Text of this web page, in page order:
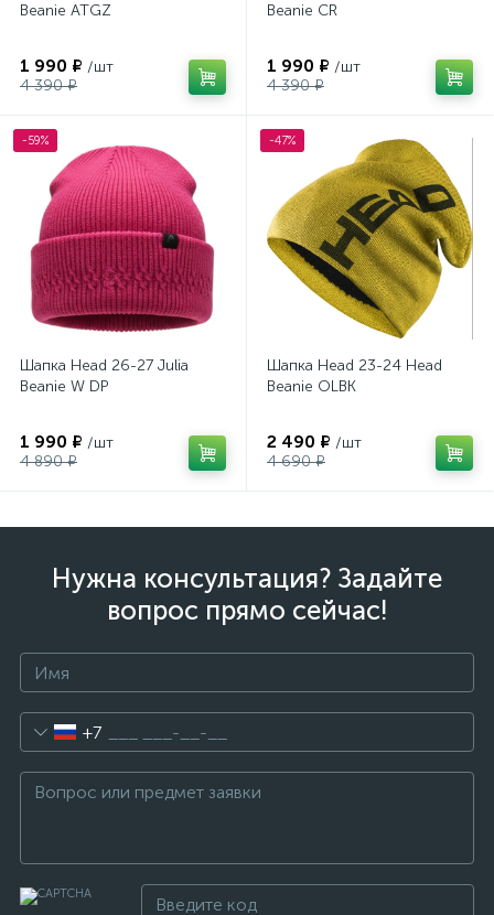
Beanie ATGZ
1 990 ₽ /шт
4 390 ₽
Beanie CR
1 990 ₽ /шт
4 390 ₽
-59%
Шапка Head 26-27 Julia
Beanie W DP
1 990 ₽ /шт
4 890 ₽
-47%
Шапка Head 23-24 Head
Beanie OLBK
2 490 ₽ /шт
4 690 ₽
Нужна консультация? Задайте
вопрос прямо сейчас!
+7